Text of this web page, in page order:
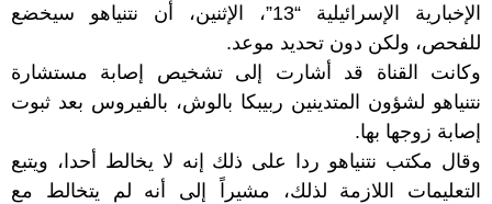
الإخبارية الإسرائيلية “13”، الإثنين، أن نتنياهو سيخضع
للفحص، ولكن دون تحديد موعد.
وكانت القناة قد أشارت إلى تشخيص إصابة مستشارة
نتنياهو لشؤون المتدينين ربيبكا بالوش، بالفيروس بعد ثبوت
إصابة زوجها بها.
وقال مكتب نتنياهو ردا على ذلك إنه لا يخالط أحدا، ويتبع
التعليمات اللازمة لذلك، مشيراً إلى أنه لم يتخالط مع